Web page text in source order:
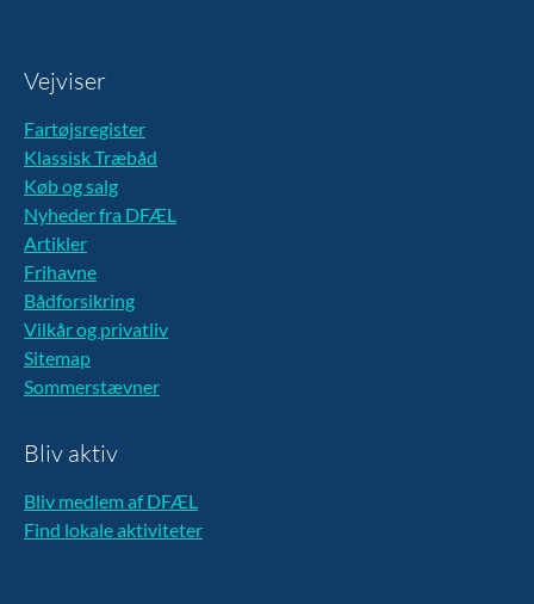
Vejviser
Fartøjsregister
Klassisk Træbåd
Køb og salg
Nyheder fra DFÆL
Artikler
Frihavne
Bådforsikring
Vilkår og privatliv
Sitemap
Sommerstævner
Bliv aktiv
Bliv medlem af DFÆL
Find lokale aktiviteter